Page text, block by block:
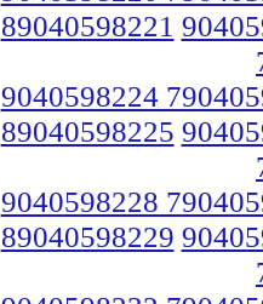
89040598221
9040598224
89040598225
9040598228
89040598229